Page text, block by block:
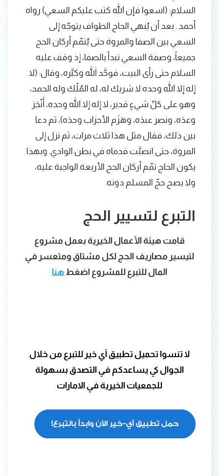
السلام: (اسعوا فإن الله كتب عليكم السعي) رواه
أحمد . بعد أن يُنهي الحاج الطواف يتوجّه إلى
السعي بين الصفا والمروة حتى يُتمّم أركان الحج
جميعاً، وصفة السعي تبدأ بالصفا، إذ وقف عليه
السلام حتى رأى البيت، فوحَّد اللهَ وكبَّره، وقال: (لا
إله إلا الله وحده لا شريك له، له المُلْك وله الحمد،
وهو على كلِّ شيءٍ قدير، لا إله إلا الله وحده، أَنْجَز
وعدَه، ونصر عبدَه، وهَزَم الأحزاب وحدَه)، ثم دعا
بين ذلك، فقال مثل هذا ثلاث مرات، ثم نزل إلى
المروة، حتى انصبَّت قدماه في بطن الوادي. وبهذا
يكون الحاج تمّم أركان الحج الأربعة الواجبة عليه،
ولا يصح حجّ المسلم دونه.
التبرع لتسيير الحج
قامت هيئة الأعمال الخيرية بعمل مشروع
لتيسير مصاريف الحج لكل مشتاق ومتعسر في
المال للتبرع للمشروع اضغط هنا
لا تنسوا تحميل تطبيق آي خير للتبرع من خلال
الجوال كي يساعدكم في التصدق بسهولة
للجمعيات الخيرية في الامارات